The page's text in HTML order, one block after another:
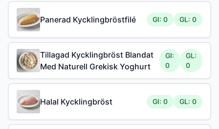
Panerad Kycklingbröstfilé GI: 0 GL: 0
Tillagad Kycklingbröst Blandat
Med Naturell Grekisk Yoghurt
GI:
0
GL:
0
Halal Kycklingbröst GI: 0 GL: 0